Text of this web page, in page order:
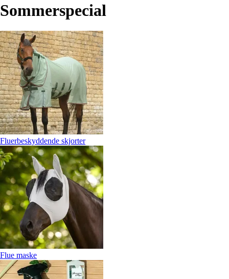
Sommerspecial
Fluerbeskyddende skjorter
Flue maske